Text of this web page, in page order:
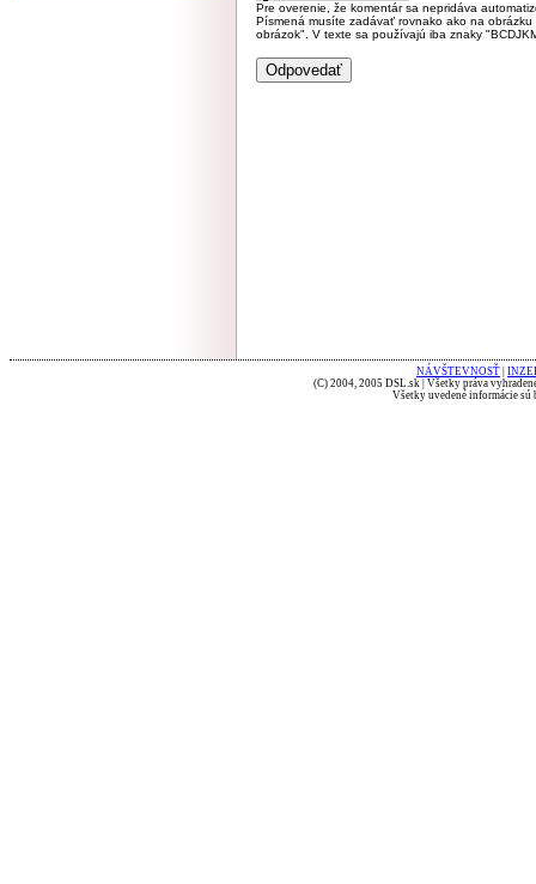
Pre overenie, že komentár sa nepridáva
Písmená musíte zadávať rovnako ako na
obrázok". V texte sa používajú iba znaky
NÁVŠTEVNOSŤ
(C) 2004, 2005 DSL.sk | Všetky práva
Všetky uvedené informácie sú